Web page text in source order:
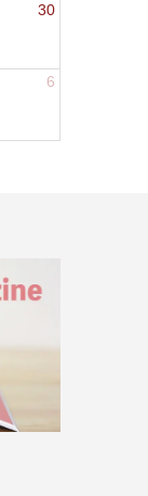
30
6